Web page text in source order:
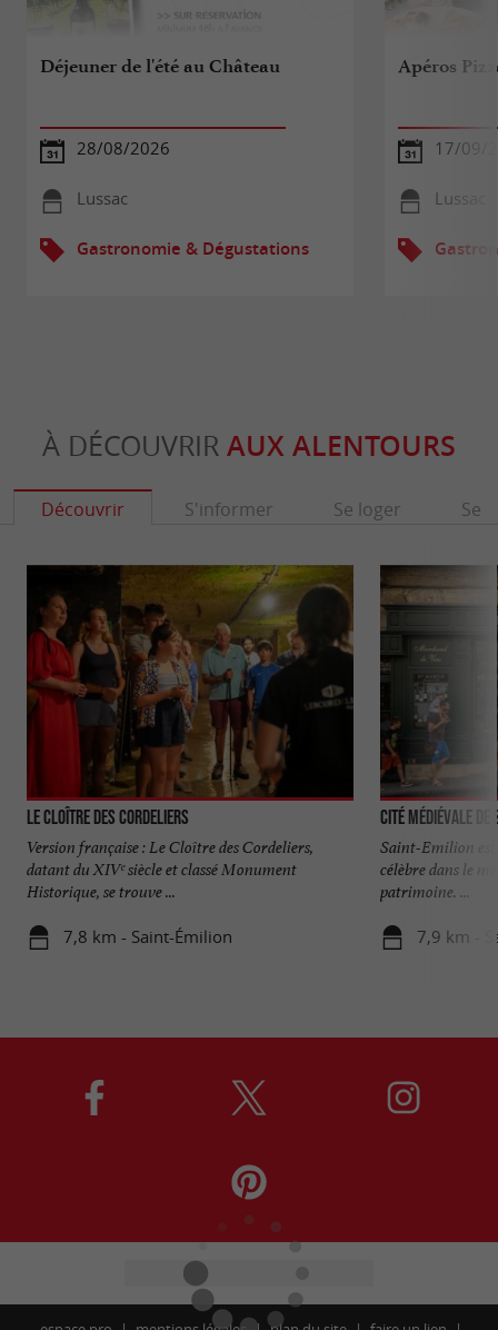
Déjeuner de l'été au Château
28/08/2026
Lussac
Gastronomie & Dégustations
Apéros
17/09/
Lussac
À DÉCOUVRIR AUX ALENTOURS
Découvrir S'informer Se loger Se
Le Cloître des Cordeliers
Version française : Le Cloître des Cordeliers,
datant du XIVᵉ siècle et classé Monument
Historique, se trouve ...
7,8 km - Saint-Émilion
Cité médiévale
Saint-Emilion est
célèbre dans le
patrimoine. ...
7,9 km -